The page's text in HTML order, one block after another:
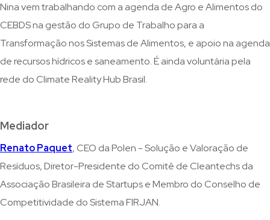
Nina vem trabalhando com a agenda de Agro e Alimentos do
CEBDS na gestão do Grupo de Trabalho para a
Transformação nos Sistemas de Alimentos, e apoio na agenda
de recursos hídricos e saneamento. É ainda voluntária pela
rede do Climate Reality Hub Brasil.
Mediador
Renato Paquet, CEO da Polen - Solução e Valoração de
Resíduos, Diretor-Presidente do Comitê de Cleantechs da
Associação Brasileira de Startups e Membro do Conselho de
Competitividade do Sistema FIRJAN.